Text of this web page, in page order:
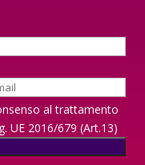
al trattamento
UE 2016/679 (Art.13)